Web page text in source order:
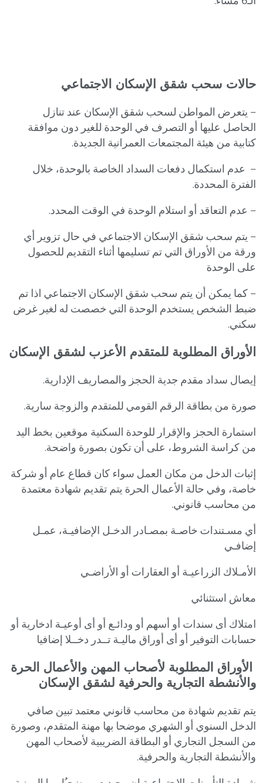
حالات سحب شقق الإسكان الاجتماعي
– يتعرض المواطن لسحب شقق الإسكان عند تنازل
الحاصل عليها أو التصرف في الوحدة للغير دون موافقة
كتابية من هيئة المجتمعات العمرانية الجديدة.
– عدم استكمال دفعات السداد الخاصة بالوحدة، خلال
الفترة المحددة.
– عدم التعاقد أو استلام الوحدة في الوقت المحدد.
– يتم سحب شقق الإسكان الاجتماعي في حال تزوير أي
ورقة من الأوراق التي تم تسليمها أثناء التقديم للحصول
على الوحدة
– كما يمكن أن يتم سحب شقق الإسكان الاجتماعي اذا تم
ضبط الشخص يستخدم الوحدة التي خصصت له لغير غرض
سكني.
الأوراق المطلوبة للمتقدم الأعزب لشقق الإسكان
إيصال سداد مقدم جدية الحجز والمصاريف الإدارية.
صورة من بطاقة الرقم القومي للمتقدم والزوجة سارية.
استمارة الحجز والإقرار للوحدة السكنية موقعين بخط اليد
من كراسة الشروط، على أن تكون بصورة واضحة.
إثبات الدخل من مكان العمل سواء كان قطاع عام أو شركة
خاصة، وفي حالة الأعمال الحرة يتم تقديم شهادة معتمدة
من محاسب قانوني.
أي مسـتندات خاصـة بمصـادر الدخـل الإضافيـة، عمـل
إضافـي
الأمـلاك الزراعيـة أو العقارات أو الأراضـي
معاش استثنائي
امتلاك أى سندات أو أسهم أو ودائـع أو أى أوعيـة ادخارية أو
حسابات التوفير أو أى أوراق ماليـة تــدر دخــلا إضافيا
الأوراق المطلوبة لأصحاب المهن والأعمال الحرة
والأنشطة التجارية والحرفية لشقق الإسكان
يتم تقديم شهادة من محاسب قانوني معتمد تبين صافي
الدخل السنوي أو الشهري موضحا بها مهنة المتقدم، وصورة
من السجل التجاري أو البطاقة الضريبية لأصحاب المهن
والأنشطة التجارية والحرفية.